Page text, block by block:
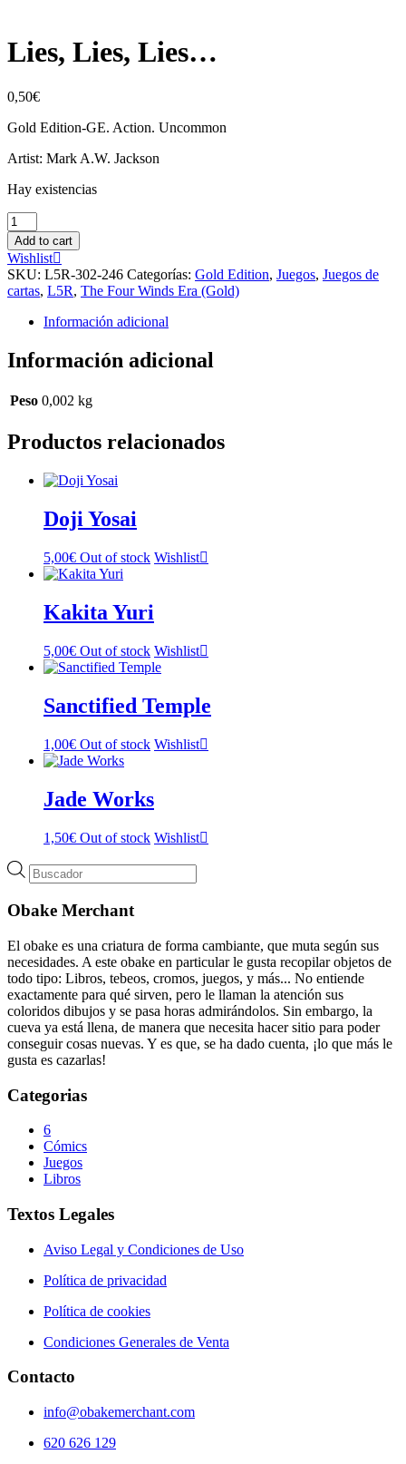
Lies, Lies, Lies…
0,50€
Gold Edition-GE. Action. Uncommon
Artist: Mark A.W. Jackson
Hay existencias
Lies,
Lies,
Lies…
cantidad
Add to cart
Wishlist
SKU: L5R-302-246 Categorías: Gold Edition, Juegos, Juegos de
cartas, L5R, The Four Winds Era (Gold)
Información adicional
Información adicional
Peso 0,002 kg
Productos relacionados
Doji Yosai
5,00€ Out of stock Wishlist
Kakita Yuri
5,00€ Out of stock Wishlist
Sanctified Temple
1,00€ Out of stock Wishlist
Jade Works
1,50€ Out of stock Wishlist
Búsqueda
de
Obake Merchant
El obake es una criatura de forma cambiante, que muta según sus
necesidades. A este obake en particular le gusta recopilar objetos de
todo tipo: Libros, tebeos, cromos, juegos, y más... No entiende
exactamente para qué sirven, pero le llaman la atención sus
coloridos dibujos y se pasa horas admirándolos. Sin embargo, la
cueva ya está llena, de manera que necesita hacer sitio para poder
conseguir cosas nuevas. Y es que, se ha dado cuenta, ¡lo que más le
gusta es cazarlas!
Categorias
6
Cómics
Juegos
Libros
Textos Legales
Aviso Legal y Condiciones de Uso
Política de privacidad
Política de cookies
Condiciones Generales de Venta
Contacto
info@obakemerchant.com
620 626 129